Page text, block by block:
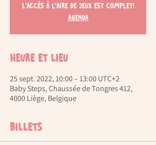
L'accès à l'aire de jeux est complet!
Agenda
Heure et lieu
25 sept. 2022, 10:00 – 13:00 UTC+2
Baby Steps, Chaussée de Tongres 412,
4000 Liège, Belgique
Billets